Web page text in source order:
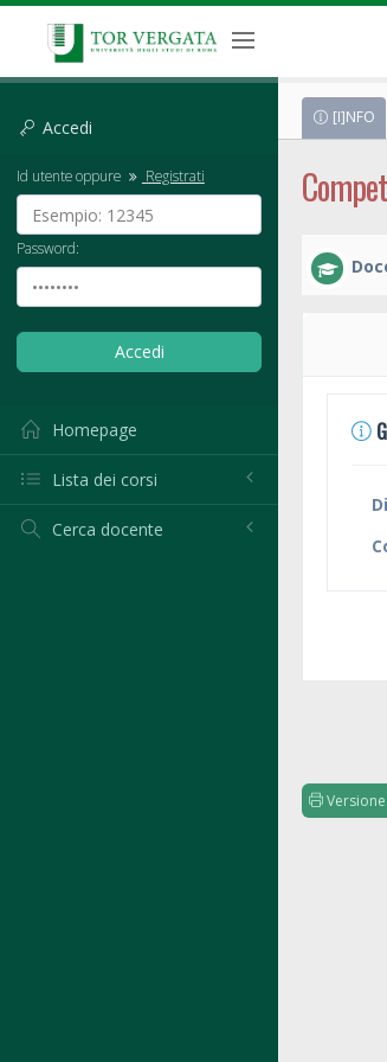
Accedi
Id utente oppure Registrati
Password:
Homepage
Lista dei corsi
Cerca docente
[I]NFO